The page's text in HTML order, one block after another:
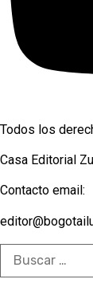
Todos los
Casa Editorial
Contacto email:
Buscar: